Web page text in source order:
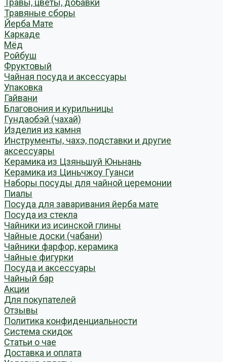
Травы, цветы, добавки
Травяные сборы
Йерба Мате
Каркаде
Мёд
Ройбуш
Фруктовый
Чайная посуда и аксессуары
Упаковка
Гайвани
Благовония и курильницы
Гундаобэй (чахай)
Изделия из камня
Инструменты, чахэ, подставки и другие
аксессуары
Керамика из Цзяньшуй Юньнань
Керамика из Циньчжоу Гуанси
Наборы посуды для чайной церемонии
Пиалы
Посуда для заваривания йерба мате
Посуда из стекла
Чайники из исинской глины
Чайные доски (чабани)
Чайники фарфор, керамика
Чайные фигурки
Посуда и аксессуары
Чайный бар
Акции
Для покупателей
Отзывы
Политика конфиденциальности
Система скидок
Статьи о чае
Доставка и оплата